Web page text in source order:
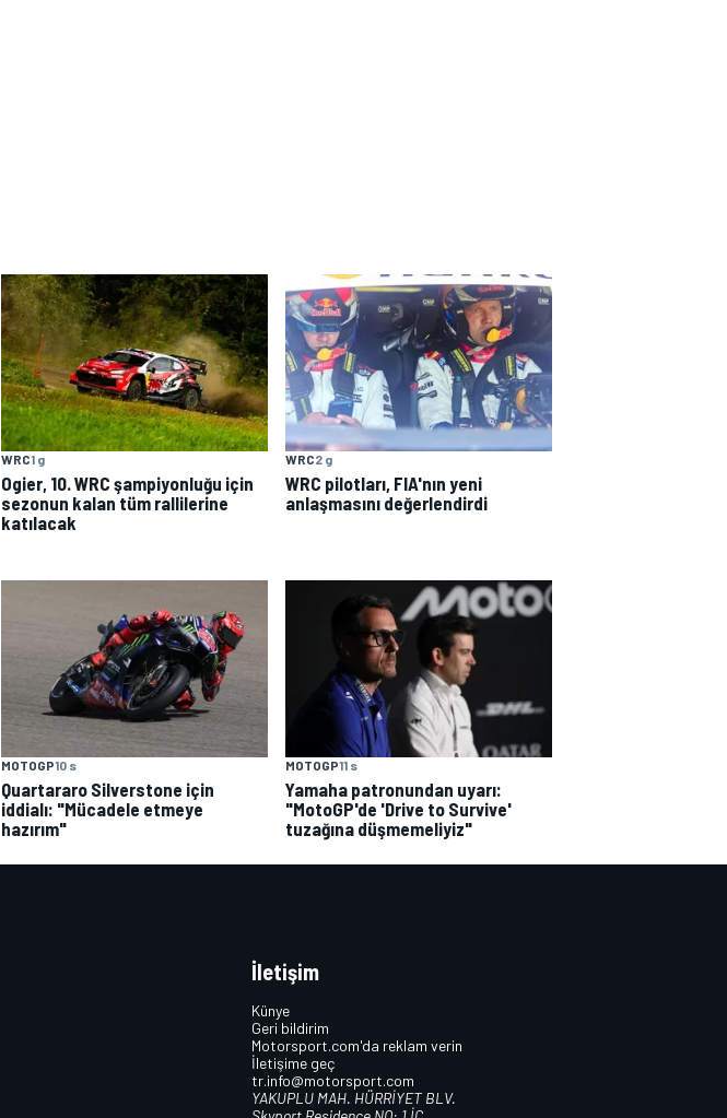
WRC1 g
Ogier, 10. WRC şampiyonluğu için
sezonun kalan tüm rallilerine
katılacak
WRC2 g
WRC pilotları, FIA'nın yeni
anlaşmasını değerlendirdi
MOTOGP10 s
Quartararo Silverstone için
iddialı: "Mücadele etmeye
hazırım"
MOTOGP11 s
Yamaha patronundan uyarı:
"MotoGP'de 'Drive to Survive'
tuzağına düşmemeliyiz"
İletişim
Künye
Geri bildirim
Motorsport.com'da reklam verin
İletişime geç
tr.info@motorsport.com
YAKUPLU MAH. HÜRRİYET BLV.